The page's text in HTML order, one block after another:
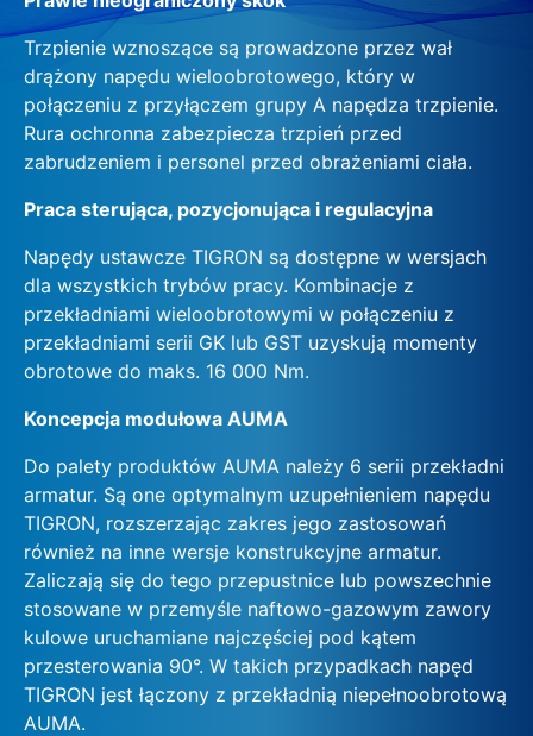
Trzpienie wznoszące są prowadzone przez wał
drążony napędu wieloobrotowego, który w
połączeniu z przyłączem grupy A napędza trzpienie.
Rura ochronna zabezpiecza trzpień przed
zabrudzeniem i personel przed obrażeniami ciała.
Praca sterująca, pozycjonująca i regulacyjna
Napędy ustawcze TIGRON są dostępne w wersjach
dla wszystkich trybów pracy. Kombinacje z
przekładniami wieloobrotowymi w połączeniu z
przekładniami serii GK lub GST uzyskują momenty
obrotowe do maks. 16 000 Nm.
Koncepcja modułowa AUMA
Do palety produktów AUMA należy 6 serii przekładni
armatur. Są one optymalnym uzupełnieniem napędu
TIGRON, rozszerzając zakres jego zastosowań
również na inne wersje konstrukcyjne armatur.
Zaliczają się do tego przepustnice lub powszechnie
stosowane w przemyśle naftowo-gazowym zawory
kulowe uruchamiane najczęściej pod kątem
przesterowania 90°. W takich przypadkach napęd
TIGRON jest łączony z przekładnią niepełnoobrotową
AUMA.